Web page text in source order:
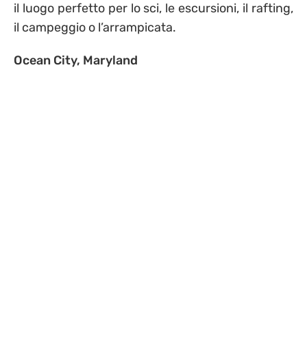
il luogo perfetto per lo sci, le escursioni, il rafting,
il campeggio o l’arrampicata.
Ocean City, Maryland